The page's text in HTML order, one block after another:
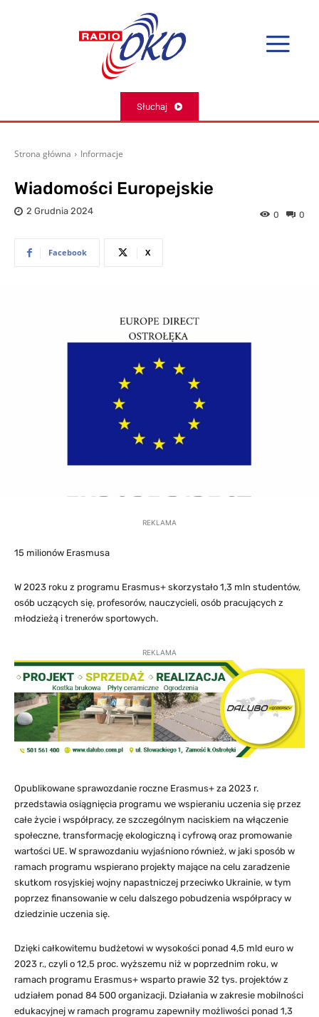
Słuchaj
Strona główna Informacje
Wiadomości Europejskie
2 Grudnia 2024 0
0
Facebook X
REKLAMA
15 milionów Erasmusa
W 2023 roku z programu Erasmus+ skorzystało 1,3 mln studentów,
osób uczących się, profesorów, nauczycieli, osób pracujących z
młodzieżą i trenerów sportowych.
REKLAMA
Opublikowane sprawozdanie roczne Erasmus+ za 2023 r.
przedstawia osiągnięcia programu we wspieraniu uczenia się przez
całe życie i współpracy, ze szczególnym naciskiem na włączenie
społeczne, transformację ekologiczną i cyfrową oraz promowanie
wartości UE. W sprawozdaniu wyjaśniono również, w jaki sposób w
ramach programu wspierano projekty mające na celu zaradzenie
skutkom rosyjskiej wojny napastniczej przeciwko Ukrainie, w tym
poprzez finansowanie w celu dalszego pobudzenia współpracy w
dziedzinie uczenia się.
Dzięki całkowitemu budżetowi w wysokości ponad 4,5 mld euro w
2023 r., czyli o 12,5 proc. wyższemu niż w poprzednim roku, w
ramach programu Erasmus+ wsparto prawie 32 tys. projektów z
udziałem ponad 84 500 organizacji. Działania w zakresie mobilności
edukacyjnej w ramach programu zapewniły możliwości ponad 1,3